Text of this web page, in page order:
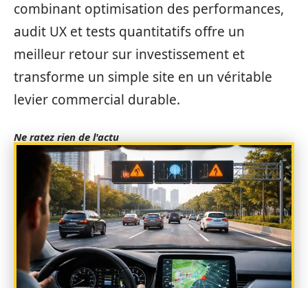
combinant optimisation des performances,
audit UX et tests quantitatifs offre un
meilleur retour sur investissement et
transforme un simple site en un véritable
levier commercial durable.
Ne ratez rien de l'actu